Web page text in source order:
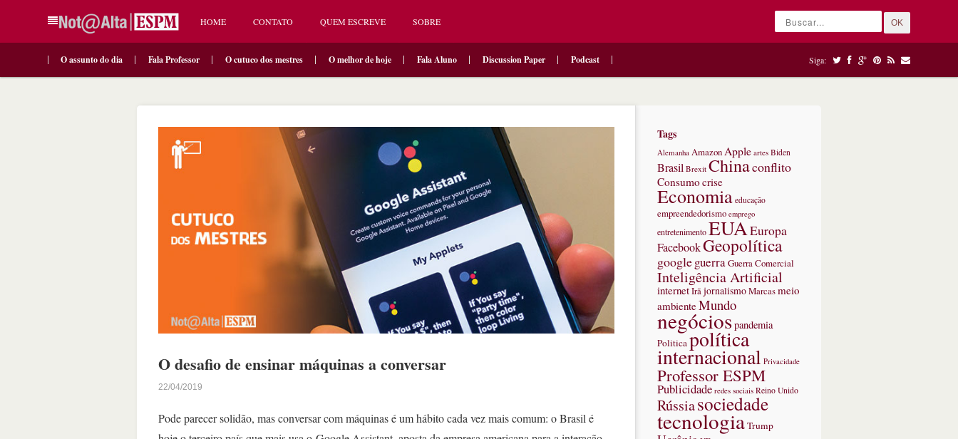
HOME CONTATO QUEM ESCREVE SOBRE OK
O assunto do dia Fala Professor O cutuco dos mestres O melhor de hoje Fala Aluno Discussion Paper Podcast Siga:
O desafio de ensinar máquinas a conversar
22/04/2019
Pode parecer solidão, mas conversar com máquinas é um hábito cada vez mais comum: o Brasil é
Tags
Alemanha Amazon Apple artes Biden
Brasil Brexit Chinaconflito
Consumocrise
Economia educação
empreendedorismo emprego
entretenimentoEUAEuropa
FacebookGeopolítica
googleguerraGuerra Comercial
Inteligência Artificial
internetIrãjornalismoMarcasmeio
ambienteMundo
negóciospandemia
Politicapolítica
internacional Privacidade
Professor ESPM
Publicidade redes sociais Reino Unido
Rússiasociedade
tecnologiaTrump